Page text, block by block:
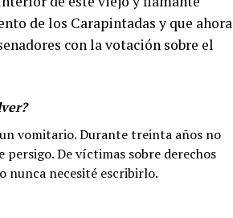
de los Carapintadas y que ahora
con la votación sobre el
vomitario. Durante treinta años no
persigo. De víctimas sobre derechos
nunca necesité escribirlo.